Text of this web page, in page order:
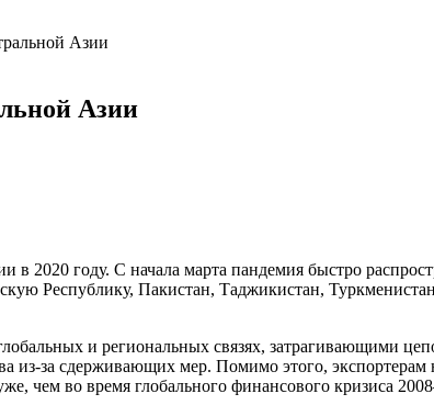
Азии
Азии
2020 году. С начала марта пандемия быстро
Республику, Пакистан, Таджикистан,
и региональных связях, затрагивающими
из-за сдерживающих мер. Помимо этого,
чем во время глобального финансового кризиса